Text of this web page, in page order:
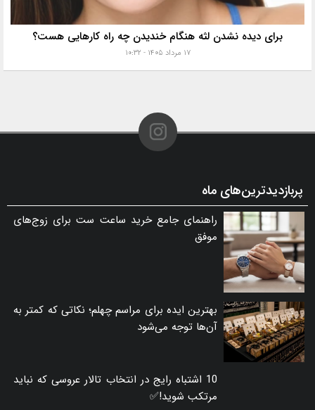
برای دیده نشدن لثه هنگام خندیدن چه راه کارهایی هست؟
۱۷ مرداد ۱۴۰۵ - ۱۰:۳۲
پربازدیدترین‌های ماه
راهنمای جامع خرید ساعت ست برای زوج‌های
موفق
بهترین ایده برای مراسم چهلم؛ نکاتی که کمتر به
آن‌ها توجه می‌شود
10 اشتباه رایج در انتخاب تالار عروسی که نباید
مرتکب شوید!✅